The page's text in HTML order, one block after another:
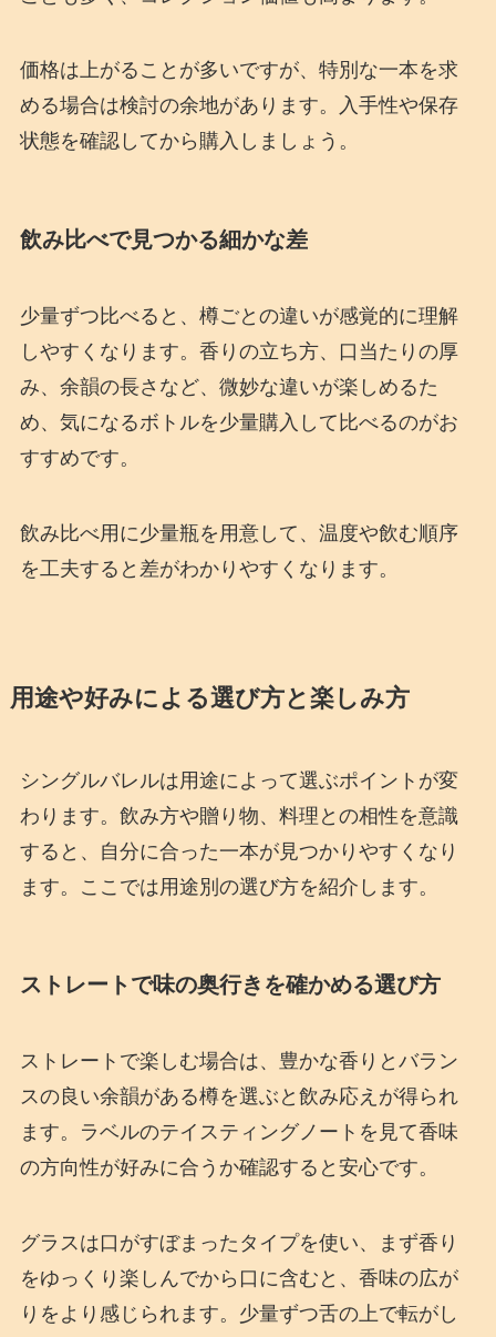
価格は上がることが多いですが、特別な一本を求
める場合は検討の余地があります。入手性や保存
状態を確認してから購入しましょう。
飲み比べで見つかる細かな差
少量ずつ比べると、樽ごとの違いが感覚的に理解
しやすくなります。香りの立ち方、口当たりの厚
み、余韻の長さなど、微妙な違いが楽しめるた
め、気になるボトルを少量購入して比べるのがお
すすめです。
飲み比べ用に少量瓶を用意して、温度や飲む順序
を工夫すると差がわかりやすくなります。
用途や好みによる選び方と楽しみ方
シングルバレルは用途によって選ぶポイントが変
わります。飲み方や贈り物、料理との相性を意識
すると、自分に合った一本が見つかりやすくなり
ます。ここでは用途別の選び方を紹介します。
ストレートで味の奥行きを確かめる選び方
ストレートで楽しむ場合は、豊かな香りとバラン
スの良い余韻がある樽を選ぶと飲み応えが得られ
ます。ラベルのテイスティングノートを見て香味
の方向性が好みに合うか確認すると安心です。
グラスは口がすぼまったタイプを使い、まず香り
をゆっくり楽しんでから口に含むと、香味の広が
りをより感じられます。少量ずつ舌の上で転がし